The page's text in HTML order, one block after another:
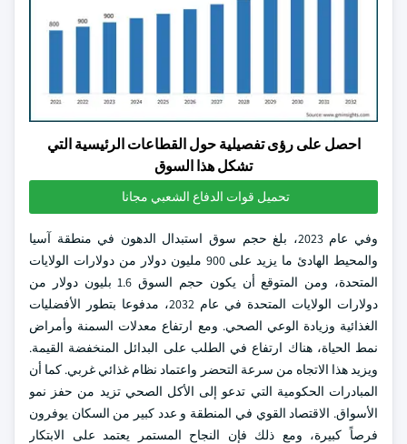
احصل على رؤى تفصيلية حول القطاعات الرئيسية التي
تشكل هذا السوق
تحميل قوات الدفاع الشعبي مجانا
وفي عام 2023، بلغ حجم سوق استبدال الدهون في منطقة آسيا
والمحيط الهادئ ما يزيد على 900 مليون دولار من دولارات الولايات
المتحدة، ومن المتوقع أن يكون حجم السوق 1.6 بليون دولار من
دولارات الولايات المتحدة في عام 2032، مدفوعا بتطور الأفضليات
الغذائية وزيادة الوعي الصحي. ومع ارتفاع معدلات السمنة وأمراض
نمط الحياة، هناك ارتفاع في الطلب على البدائل المنخفضة القيمة.
ويزيد هذا الاتجاه من سرعة التحضر واعتماد نظام غذائي غربي. كما أن
المبادرات الحكومية التي تدعو إلى الأكل الصحي تزيد من حفز نمو
الأسواق. الاقتصاد القوي في المنطقة و عدد كبير من السكان يوفرون
فرصاً كبيرة، ومع ذلك فإن النجاح المستمر يعتمد على الابتكار